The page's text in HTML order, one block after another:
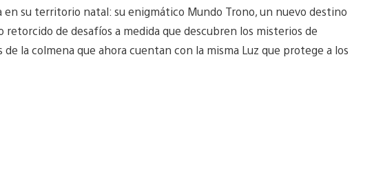
su territorio natal: su enigmático Mundo Trono, un nuevo destino
de desafíos a medida que descubren los misterios de
la colmena que ahora cuentan con la misma Luz que protege a los